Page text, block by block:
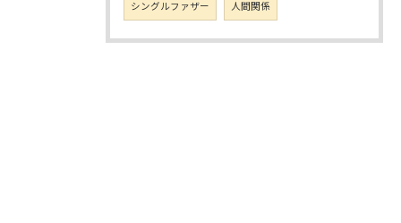
シングルファザー 人間関係